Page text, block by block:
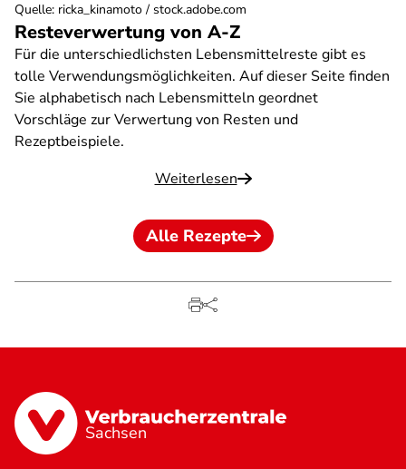
Resteverwertung von A-Z
Für die unterschiedlichsten Lebensmittelreste gibt es
tolle Verwendungsmöglichkeiten. Auf dieser Seite finden
Sie alphabetisch nach Lebensmitteln geordnet
Vorschläge zur Verwertung von Resten und
Rezeptbeispiele.
Weiterlesen
Quelle: ricka_kinamoto / stock.adobe.com
Alle Rezepte
Sachsen